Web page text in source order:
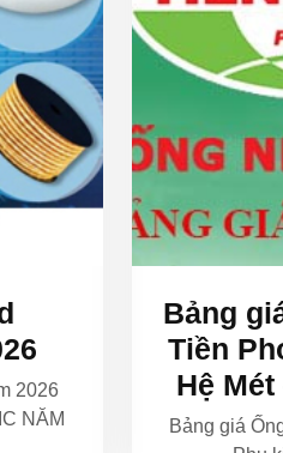
2026
NĂM
Bảng
Tiền
Hệ Mét
Bảng giá